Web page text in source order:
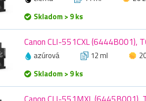
Skladom > 9 ks
Canon CLI-551CXL (6444B001),
azúrová 12 ml
Skladom > 9 ks